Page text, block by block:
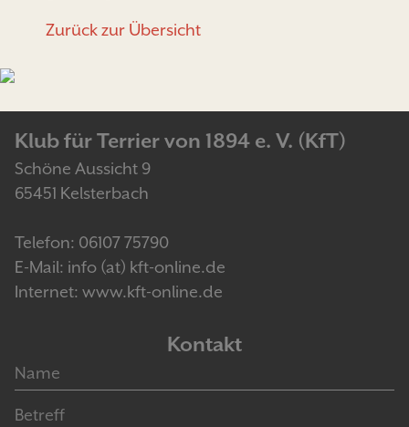
Zurück zur Übersicht
Klub für Terrier von 1894 e. V. (KfT)
Schöne Aussicht 9
65451 Kelsterbach
Telefon: 06107 75790
E-Mail: info (at) kft-online.de
Internet: www.kft-online.de
Kontakt